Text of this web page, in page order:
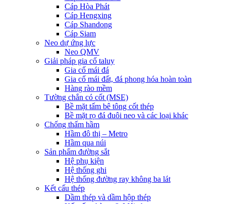
Cáp Hòa Phát
Cáp Hengxing
Cáp Shandong
Cáp Siam
Neo dự ứng lực
Neo QMV
Giải pháp gia cố taluy
Gia cố mái đá
Gia cố mái đất, đá phong hóa hoàn toàn
Hàng rào mềm
Tường chắn có cốt (MSE)
Bề mặt tấm bê tông cốt thép
Bề mặt rọ đá đuôi neo và các loại khác
Chống thấm hầm
Hầm đô thị – Metro
Hầm qua núi
Sản phẩm đường sắt
Hệ phụ kiện
Hệ thống ghi
Hệ thống đường ray không ba lát
Kết cấu thép
Dầm thép và dầm hộp thép